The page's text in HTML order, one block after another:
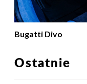
Bugatti Divo
Ostatnie